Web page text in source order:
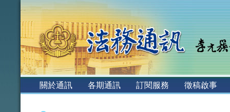
關於通訊 各期通訊 訂閱服務
徵稿啟事